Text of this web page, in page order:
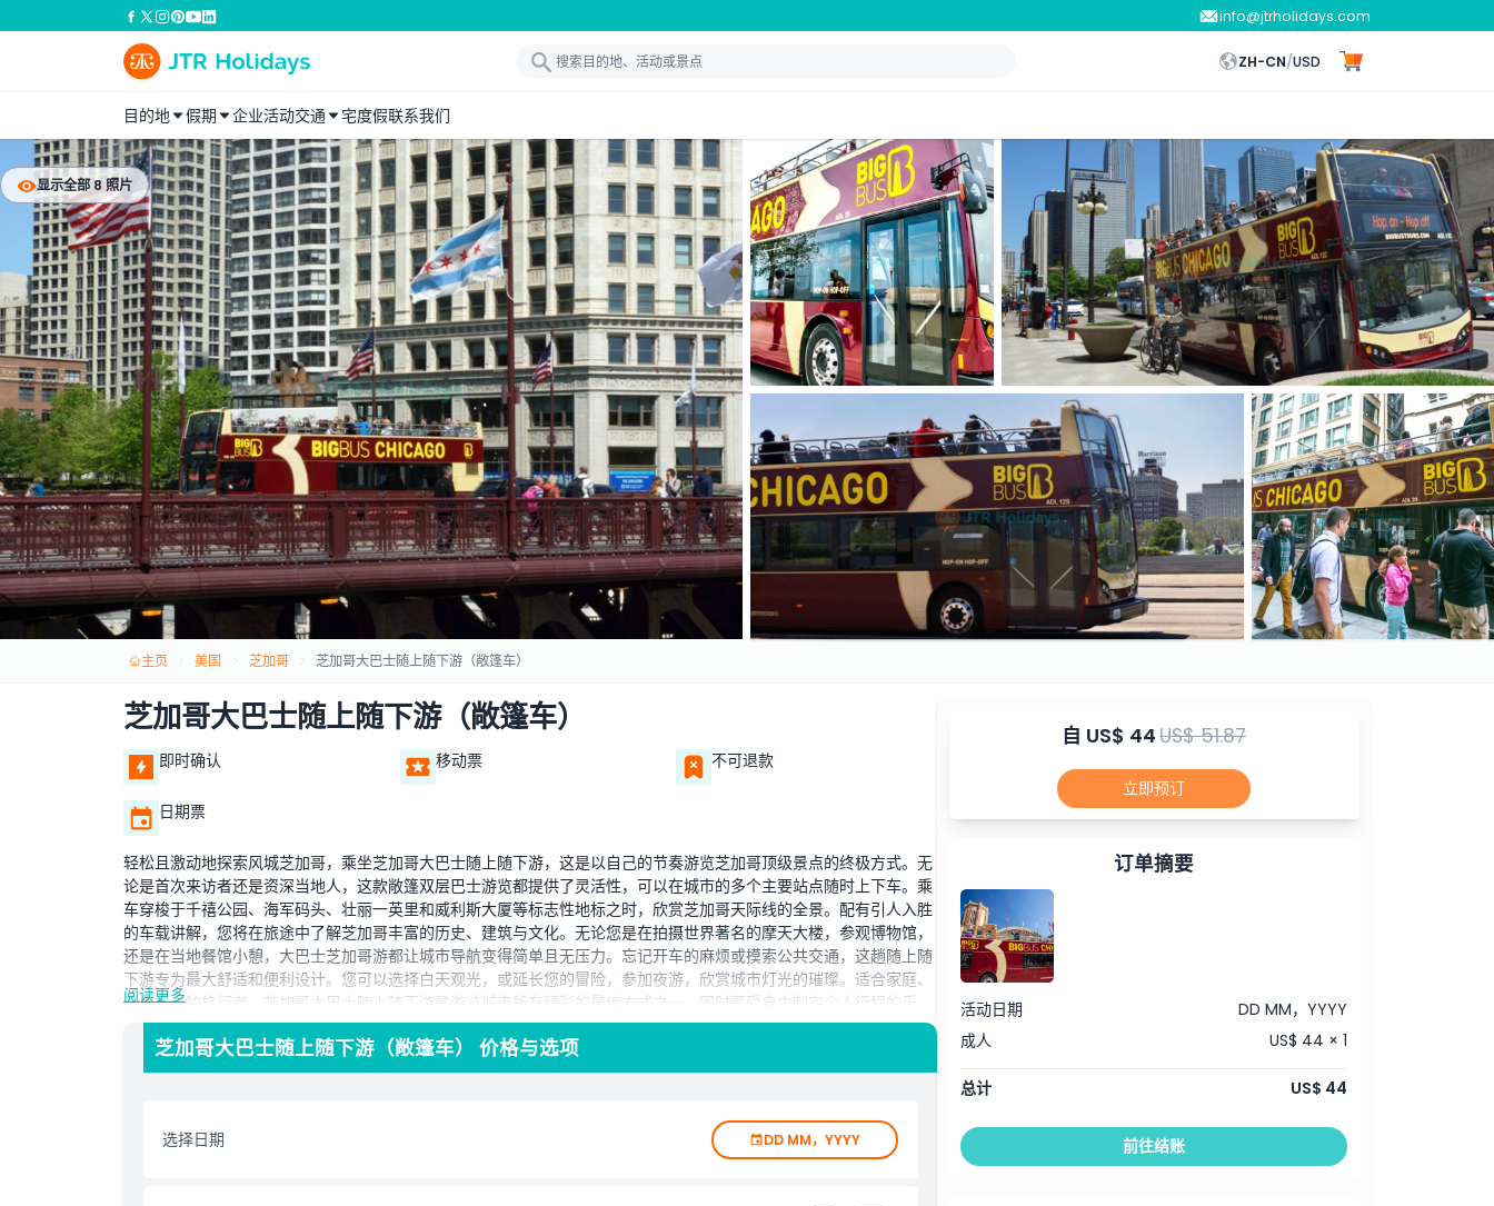
info@jtrholidays.com
ZH-CN/USD
目的地 假期 企业活动交通 宅度假联系我们
显示全部 8 照片
主页 美国 芝加哥 芝加哥大巴士随上随下游（敞篷车）
芝加哥大巴士随上随下游（敞篷车）
即时确认 移动票 不可退款
日期票
轻松且激动地探索风城芝加哥，乘坐芝加哥大巴士随上随下游，这是以自己的节奏游览芝加哥顶级景点的终极方式。无
论是首次来访者还是资深当地人，这款敞篷双层巴士游览都提供了灵活性，可以在城市的多个主要站点随时上下车。乘
车穿梭于千禧公园、海军码头、壮丽一英里和威利斯大厦等标志性地标之时，欣赏芝加哥天际线的全景。配有引人入胜
的车载讲解，您将在旅途中了解芝加哥丰富的历史、建筑与文化。无论您是在拍摄世界著名的摩天大楼，参观博物馆，
还是在当地餐馆小憩，大巴士芝加哥游都让城市导航变得简单且无压力。忘记开车的麻烦或摸索公共交通，这趟随上随
下游专为最大舒适和便利设计。您可以选择白天观光，或延长您的冒险，参加夜游，欣赏城市灯光的璀璨。适合家庭、
情侣或单独旅行者，芝加哥大巴士随上随下游是游览城市所有精彩的最佳方式之一，同时享受自由制定个人行程的乐
趣。
阅读更多
芝加哥大巴士随上随下游（敞篷车） 价格与选项
选择日期 DD MM，YYYY
自 US$ 44US$ 51.87
立即预订
订单摘要
活动日期
DD MM，YYYY
成人
US$ 44 × 1
总计 US$ 44
前往结账